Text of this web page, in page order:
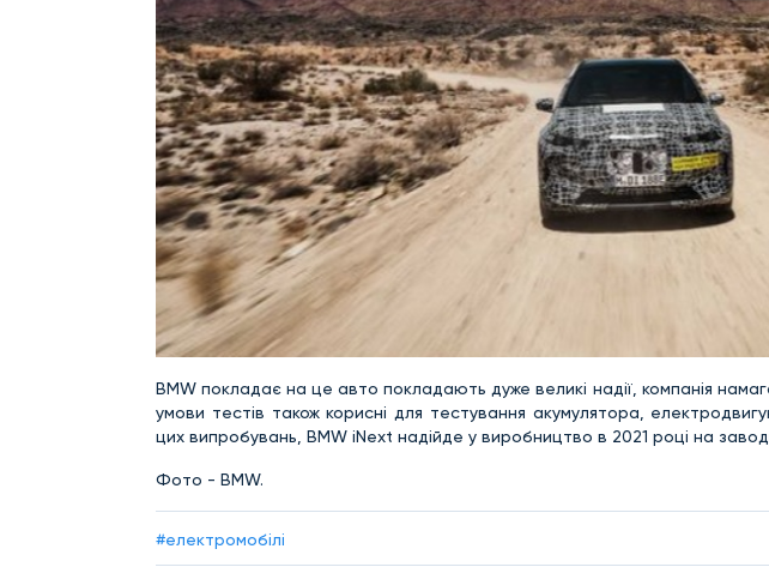
BMW покладає на це авто покладають дуже великі надії, компанія
умови тестів також корисні для тестування акумулятора,
цих випробувань, BMW iNext надійде у виробництво в 2021 році на
Фото - BMW.
#електромобілі